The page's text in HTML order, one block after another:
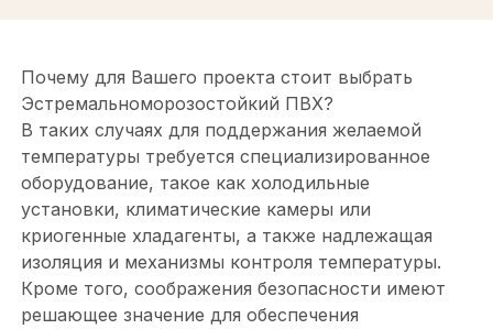
Почему для Вашего проекта стоит выбрать
Эстремальноморозостойкий ПВХ?
В таких случаях для поддержания желаемой
температуры требуется специализированное
оборудование, такое как холодильные
установки, климатические камеры или
криогенные хладагенты, а также надлежащая
изоляция и механизмы контроля температуры.
Кроме того, соображения безопасности имеют
решающее значение для обеспечения